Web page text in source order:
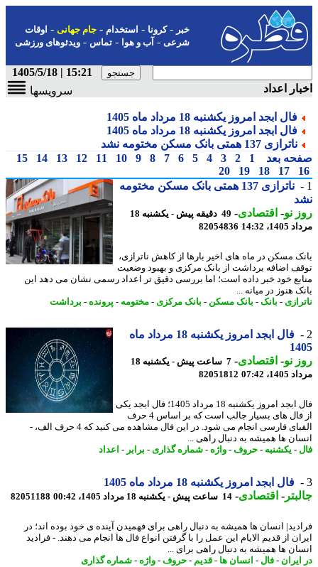
-کرونا-استخدام- جام جهانی-اوقات
شرعی-آب و هوا-تماس-ویدئوهای ورزشی
15:21 | 1405/5/18
اعداد
سرویسها
فال ابجد امروز یکشنبه 18 مرداد ماه 1405
فال ابجد امروز یکشنبه 18 مرداد ماه 1405
ناترازی 137 همتی بانک مسکن مختومه نشد
بعد
1
2
3
4
5
6
7
8
9
10
11
12
13
14
15
17
18
19
20
ناترازی 137 همتی بانک مسکن مختومه
نو- اقتصادی-
49 دقیقه پیش - یکشنبه 18
14:32
82054836
مسکن در ماه های اخیر بارها از کاهش ناترازی،
اضافه برداشت از بانک مرکزی و بهبود وضعیت
خود خبر داده است؛ اما بررسی دقیق تر اعداد رسمی نشان می دهد این
هنوز در میانه ...
- بانک -بانک مسکن-بانک مرکزی - مختومه-پرونده -برداشت
فال ابجد امروز یکشنبه 18 مرداد ماه
نو- اقتصادی-
7 ساعت پیش - یکشنبه 18
07:42
82051812
فال ابجد امروز یکشنبه 18 مرداد 1405؛ فال ابجد یکی
از فال های بسیار جالب است که بر اساس 4 حرف
الفبای فارسی انجام می شود. در این فال مشاهده می کنید که 4 حرف الف، -
ها همیشه به دنبال راهی ...
-یکشنبه-حروف-واژه - شماره گذاری- برابر- اعداد
فال ابجد امروز یکشنبه 18 مرداد ماه 1405
-اقتصادی-14 ساعت پیش - یکشنبه 18 مرداد 1405، 00:42 82051188
انسان ها همیشه به دنبال راهی برای فهمیدن آینده ی خود بوده اند؛ در
از قدیم الایام این عمل را با گرفتن انواع فال ها انجام می دهند. - فرادید
ها همیشه به دنبال راهی برای ...
- فال-انسان ها- قدیم-حروف-واژه - شماره گذاری